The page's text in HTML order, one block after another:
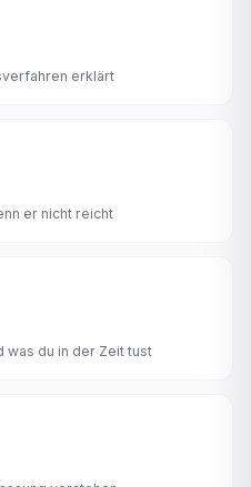
erklärt
er nicht reicht
was du in der Zeit tust